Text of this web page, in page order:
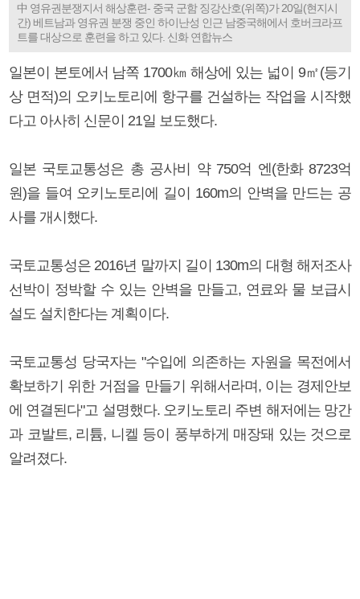
中 영유권분쟁지서 해상훈련- 중국 군함 징강산호(위쪽)가 20일(현지시
간) 베트남과 영유권 분쟁 중인 하이난성 인근 남중국해에서 호버크라프
트를 대상으로 훈련을 하고 있다. 신화 연합뉴스
일본이 본토에서 남쪽 1700㎞ 해상에 있는 넓이 9㎡(등기
상 면적)의 오키노토리에 항구를 건설하는 작업을 시작했
다고 아사히 신문이 21일 보도했다.
일본 국토교통성은 총 공사비 약 750억 엔(한화 8723억
원)을 들여 오키노토리에 길이 160m의 안벽을 만드는 공
사를 개시했다.
국토교통성은 2016년 말까지 길이 130m의 대형 해저조사
선박이 정박할 수 있는 안벽을 만들고, 연료와 물 보급시
설도 설치한다는 계획이다.
국토교통성 당국자는 "수입에 의존하는 자원을 목전에서
확보하기 위한 거점을 만들기 위해서라며, 이는 경제안보
에 연결된다"고 설명했다. 오키노토리 주변 해저에는 망간
과 코발트, 리튬, 니켈 등이 풍부하게 매장돼 있는 것으로
알려졌다.